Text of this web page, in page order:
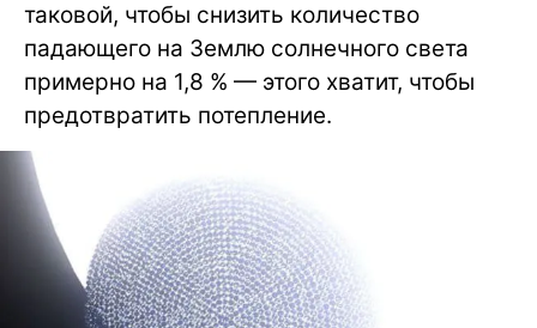
таковой, чтобы снизить количество
падающего на Землю солнечного света
примерно на 1,8 % — этого хватит, чтобы
предотвратить потепление.